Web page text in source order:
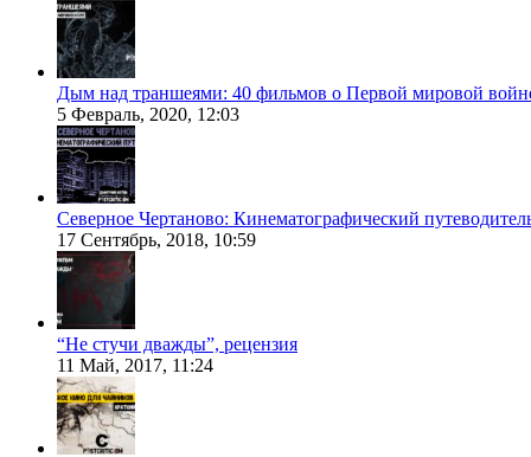
Дым над траншеями: 40 фильмов о Первой мировой
5 Февраль, 2020, 12:03
Северное Чертаново: Кинематографический
17 Сентябрь, 2018, 10:59
“Не стучи дважды”, рецензия
11 Май, 2017, 11:24